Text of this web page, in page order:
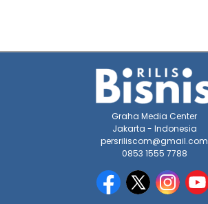
Graha Media Center
Jakarta - Indonesia
persriliscom@gmail.com
0853 1555 7788